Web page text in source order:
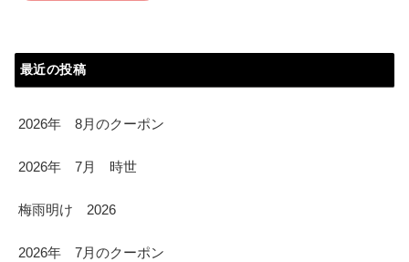
最近の投稿
2026年 8月のクーポン
2026年 7月 時世
梅雨明け 2026
2026年 7月のクーポン